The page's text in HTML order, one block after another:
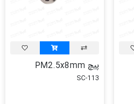
پیچ PM2.5x8mm
SC-113